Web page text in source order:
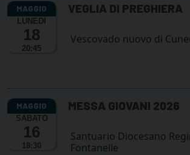
LUNEDÌ
18
20:45
VEGLIA DI PREGHIERA
Vescovado nuovo di
SABATO
16
18:30
MESSA GIOVANI 2026
Santuario Diocesano
Fontanelle